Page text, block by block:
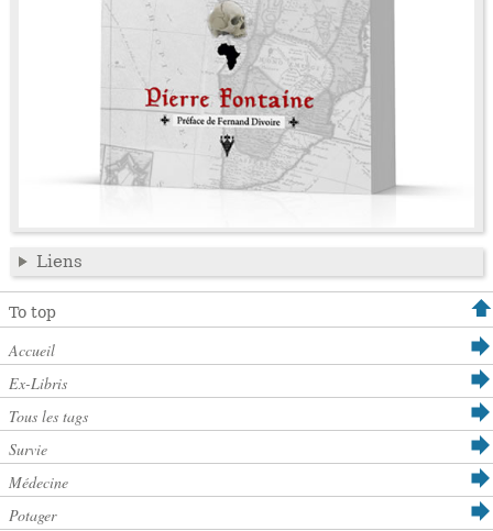
Liens
To top
Accueil
Ex-Libris
Tous les tags
Survie
Médecine
Potager